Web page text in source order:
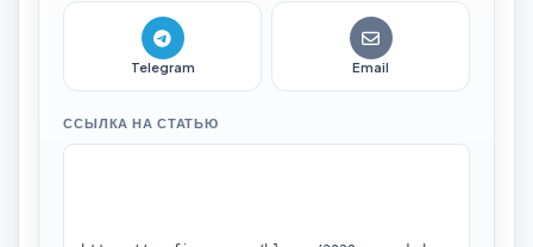
Telegram Email
ССЫЛКА НА СТАТЬЮ